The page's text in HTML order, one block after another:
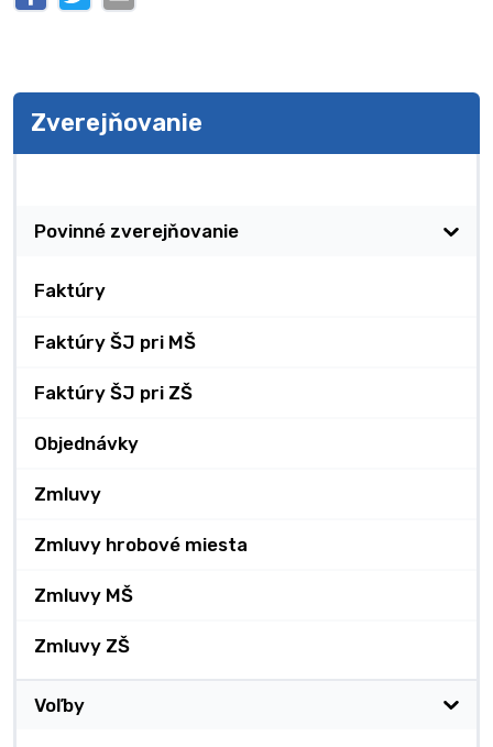
Zverejňovanie
Povinné zverejňovanie
Faktúry
Faktúry ŠJ pri MŠ
Faktúry ŠJ pri ZŠ
Objednávky
Zmluvy
Zmluvy hrobové miesta
Zmluvy MŠ
Zmluvy ZŠ
Voľby